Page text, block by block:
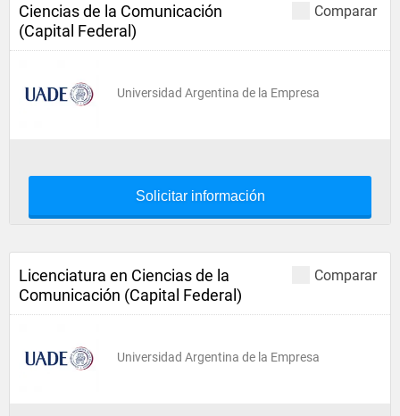
Comparar
Ciencias de la Comunicación
(Capital Federal)
Universidad Argentina de la Empresa
Solicitar información
Comparar
Licenciatura en Ciencias de la
Comunicación (Capital Federal)
Universidad Argentina de la Empresa